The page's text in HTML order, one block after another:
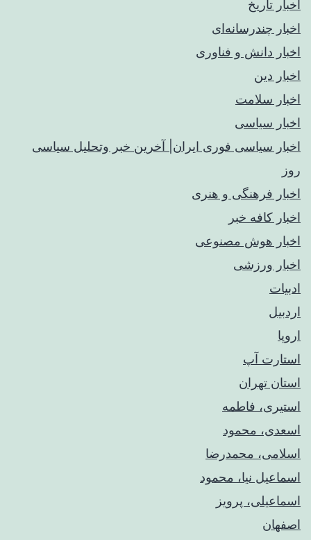
اخبار تاریخ
اخبار چندرسانه‌ای
اخبار دانش و فناوری
اخبار دین
اخبار سلامت
اخبار سیاسی
اخبار سیاسی فوری ایران| آخرین خبر وتحلیل سیاسی
روز
اخبار فرهنگی و هنری
اخبار کافه خبر
اخبار هوش مصنوعی
اخبار ورزشی
ادبیات
اردبیل
اروپا
استارت آپ
استان تهران
استیری، فاطمه
اسعدی، محمود
اسلامی، محمدرضا
اسماعیل نیا، محمود
اسماعیلی، پرویز
اصفهان